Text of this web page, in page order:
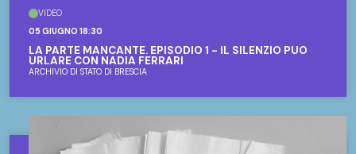
VIDEO
05 GIUGNO 18:30
LA PARTE MANCANTE. EPISODIO 1 - IL SILENZIO PUÒ
URLARE CON NADIA FERRARI
ARCHIVIO DI STATO DI BRESCIA